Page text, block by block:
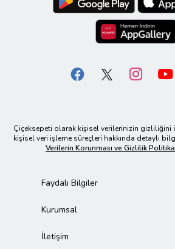
Çiçeksepeti olarak kişisel verilerinizin gizliliğini
kişisel veri işleme süreçleri hakkında detaylı
Verilerin Korunması ve Gizlilik
Faydalı Bilgiler
Kurumsal
İletişim